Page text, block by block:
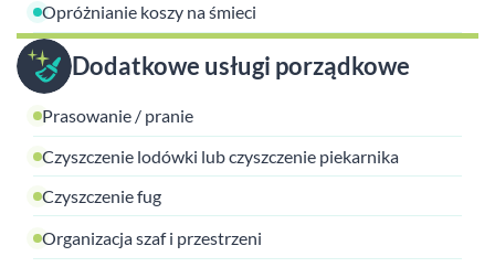
Opróżnianie koszy na śmieci
Dodatkowe usługi porządkowe
Prasowanie / pranie
Czyszczenie lodówki lub czyszczenie piekarnika
Czyszczenie fug
Organizacja szaf i przestrzeni